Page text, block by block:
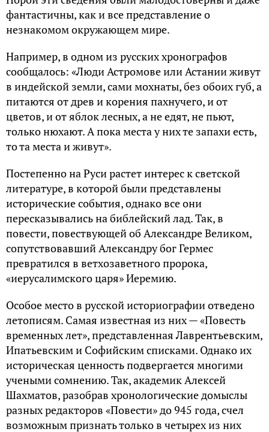
фантастичны, как и все представление о
незнакомом окружающем мире.
Например, в одном из русских хронографов
сообщалось: «Люди Астромове или Астании живут
в индейской земли, сами мохнаты, без обоих губ, а
питаются от древ и корения пахнучего, и от
цветов, и от яблок лесных, а не едят, не пьют,
только нюхают. А пока места у них те запахи есть,
то та места и живут».
Постепенно на Руси растет интерес к светской
литературе, в которой были представлены
исторические события, однако все они
пересказывались на библейский лад. Так, в
повести, повествующей об Александре Великом,
сопутствовавший Александру бог Гермес
превратился в ветхозаветного пророка,
«иерусалимского царя» Иеремию.
Особое место в русской историографии отведено
летописям. Самая известная из них — «Повесть
временных лет», представленная Лаврентьевским,
Ипатьевским и Софийским списками. Однако их
историческая ценность подвергается многими
учеными сомнению. Так, академик Алексей
Шахматов, разобрав хронологические домыслы
разных редакторов «Повести» до 945 года, счел
возможным признать только в четырех из них